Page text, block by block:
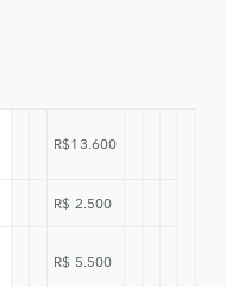
R$13.600
R$ 2.500
R$ 5.500